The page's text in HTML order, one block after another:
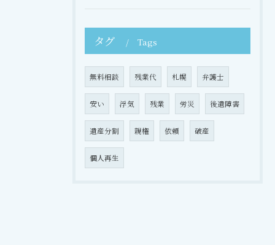
タグ Tags
無料相談 残業代 札幌 弁護士
安い 浮気 残業 労災 後遺障害
遺産分割 親権 依頼 破産
個人再生